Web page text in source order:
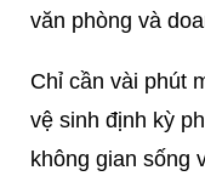
văn phòng và
Chỉ cần vài phút
vệ sinh định kỳ
không gian sống